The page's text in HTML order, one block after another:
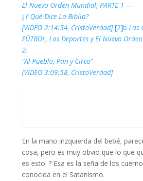
El Nuevo Orden Mundial, PARTE 1 —
¿Y Qué Dice La Biblia?
[VIDEO 2:14:54, CristoVerdad] [2]b Las
FÚTBOL, Los Deportes y El Nuevo
2:
“Al Pueblo, Pan y Circo”
[VIDEO 3:09:58, CristoVerdad]
En la mano inzquierda del bebé,
cosa, pero es muy obvio que lo que
es esto: ? Esa es la seña de los
conocida en el Satanismo.